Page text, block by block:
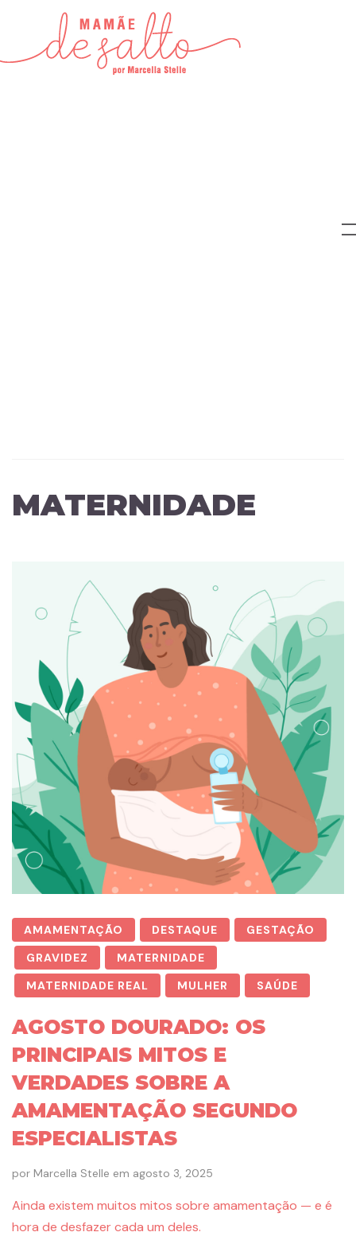
MATERNIDADE
AMAMENTAÇÃO DESTAQUE
GESTAÇÃO
GRAVIDEZ
MATERNIDADE
MATERNIDADE REAL
MULHER SAÚDE
AGOSTO DOURADO: OS
PRINCIPAIS MITOS E
VERDADES SOBRE A
AMAMENTAÇÃO SEGUNDO
ESPECIALISTAS
por Marcella Stelle em agosto 3, 2025
Ainda existem muitos mitos sobre amamentação — e é
hora de desfazer cada um deles.